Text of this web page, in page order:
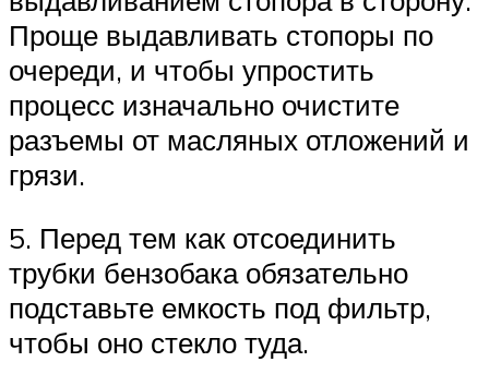
Проще выдавливать стопоры по
очереди, и чтобы упростить
процесс изначально очистите
разъемы от масляных отложений и
грязи.
5. Перед тем как отсоединить
трубки бензобака обязательно
подставьте емкость под фильтр,
чтобы оно стекло туда.